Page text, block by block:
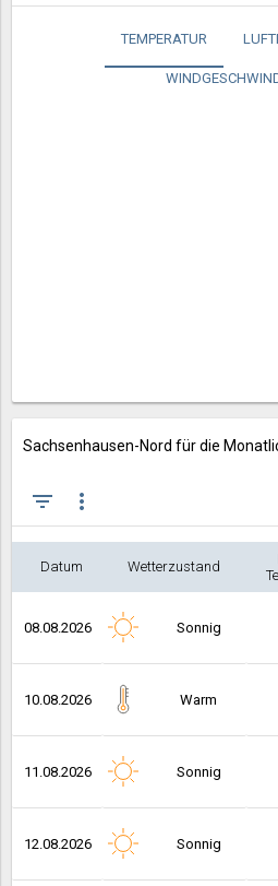
TEMPERATUR
Sachsenhausen-Nord für die
filter_list more_vert
Datum Wetterzustand
08.08.2026 Sonnig
10.08.2026 Warm
11.08.2026 Sonnig
12.08.2026 Sonnig